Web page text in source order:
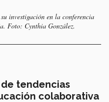
investigación en la conferencia
Foto: Cynthia González.
tendencias
colaborativa